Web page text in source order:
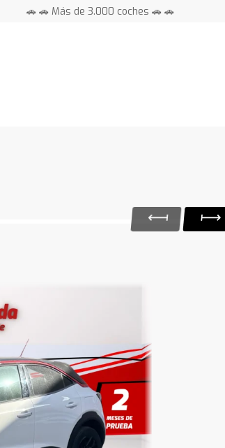
🚗 🚗 Más de 3.000 coches 🚗 🚗